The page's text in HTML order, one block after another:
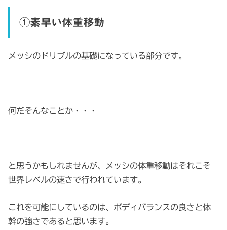
①素早い体重移動
メッシのドリブルの基礎になっている部分です。
何だそんなことか・・・
と思うかもしれませんが、メッシの体重移動はそれこそ
世界レベルの速さで行われています。
これを可能にしているのは、ボディバランスの良さと体
幹の強さであると思います。